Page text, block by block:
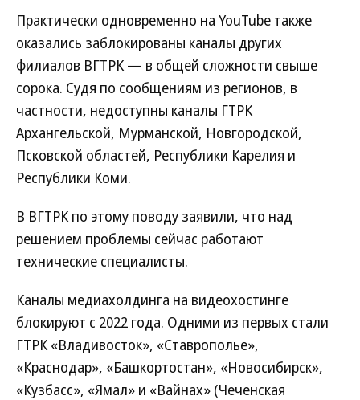
Практически одновременно на YouTube также
оказались заблокированы каналы других
филиалов ВГТРК — в общей сложности свыше
сорока. Судя по сообщениям из регионов, в
частности, недоступны каналы ГТРК
Архангельской, Мурманской, Новгородской,
Псковской областей, Республики Карелия и
Республики Коми.
В ВГТРК по этому поводу заявили, что над
решением проблемы сейчас работают
технические специалисты.
Каналы медиахолдинга на видеохостинге
блокируют с 2022 года. Одними из первых стали
ГТРК «Владивосток», «Ставрополье»,
«Краснодар», «Башкортостан», «Новосибирск»,
«Кузбасс», «Ямал» и «Вайнах» (Чеченская